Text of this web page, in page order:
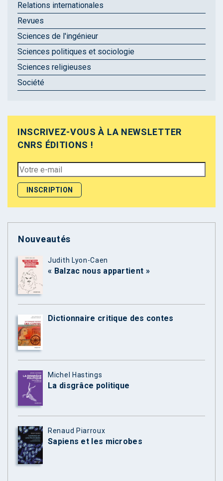
Relations internationales
Revues
Sciences de l'ingénieur
Sciences politiques et sociologie
Sciences religieuses
Société
INSCRIVEZ-VOUS À LA NEWSLETTER
CNRS ÉDITIONS !
Nouveautés
Judith Lyon-Caen
« Balzac nous appartient »
Dictionnaire critique des contes
Michel Hastings
La disgrâce politique
Renaud Piarroux
Sapiens et les microbes